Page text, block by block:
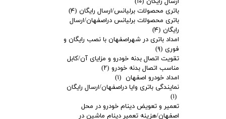
باتری محصولات برلیانس/ارسال رایگان (۴)
باتری محصولات برلیانس دراصفهان/ارسال
رایگان (۴)
امداد باتری در شهراصفهان با نصب رایگان و
فوری (۹)
تقویت اتصال بدنه خودرو و مزایای آن/کابل
مناسب اتصال بدنه خودرو (۲)
امداد خودرو اصفهان (۱)
نمایندگی باتری وایا دراصفهان/ارسال رایگان
(۱)
تعمیر و تعویض دینام خودرو در محل
اصفهان/هزینه تعمیر دینام ماشین در